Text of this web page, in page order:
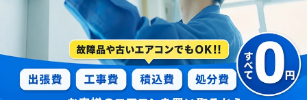
石狩市へ無料出張
最短即日 お急ぎの方はこちら